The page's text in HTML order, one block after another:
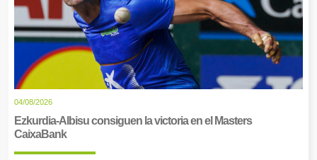
04/08/2026
Ezkurdia-Albisu consiguen la victoria en el Masters
CaixaBank